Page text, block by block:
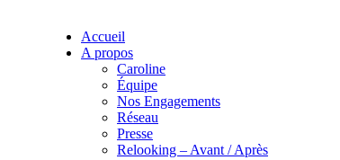
Accueil
A propos
Caroline
Équipe
Nos Engagements
Réseau
Presse
Relooking – Avant / Après